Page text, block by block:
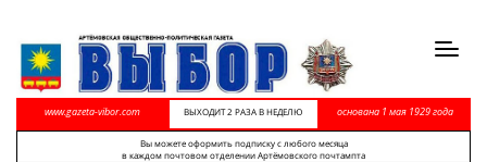
www.gazeta-vibor.com ВЫХОДИТ 2 РАЗА В НЕДЕЛЮ основана 1 мая 1929 года
Вы можете оформить подписку с любого месяца
в каждом почтовом отделении Артёмовского почтампта